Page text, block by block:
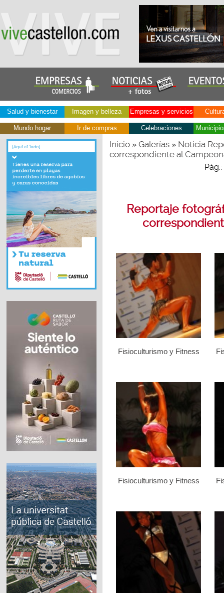
Salud y bienestar Imagen y belleza Empresas y servicios
Mundo hogar Ir de compras Celebraciones
Inicio» Galerías» Noticia
correspondiente al
Pág.:
Reportaje
Fisioculturismo y Fitness
Fisioculturismo y Fitness